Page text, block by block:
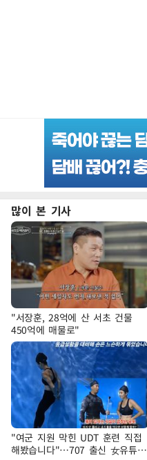
많이 본 기사
"서장훈, 28억에 산 서초 건물
450억에 매물로"
"여군 지원 막힌 UDT 훈련 직접
해봤습니다"…707 출신 女유튜버